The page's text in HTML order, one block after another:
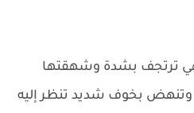
ترتجف بشدة وشهقتها
وتنهض بخوف شديد تنظر إليه